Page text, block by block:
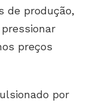
de produção,
preços
por